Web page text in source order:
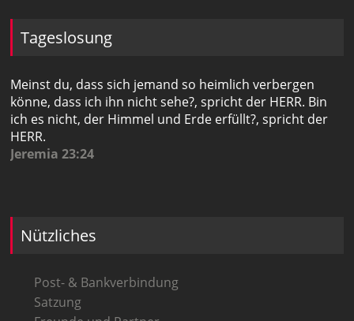
Tageslosung
Meinst du, dass sich jemand so heimlich verbergen
könne, dass ich ihn nicht sehe?, spricht der HERR. Bin
ich es nicht, der Himmel und Erde erfüllt?, spricht der
HERR.
Jeremia 23:24
Nützliches
Post- & Bankverbindung
Satzung